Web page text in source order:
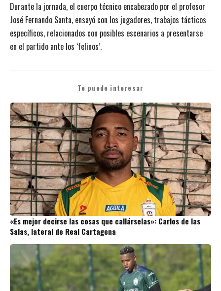
Durante la jornada, el cuerpo técnico encabezado por el profesor
José Fernando Santa, ensayó con los jugadores, trabajos tácticos
específicos, relacionados con posibles escenarios a presentarse
en el partido ante los ‘felinos’.
Te puede interesar
«Es mejor decirse las cosas que callárselas»: Carlos de las
Salas, lateral de Real Cartagena